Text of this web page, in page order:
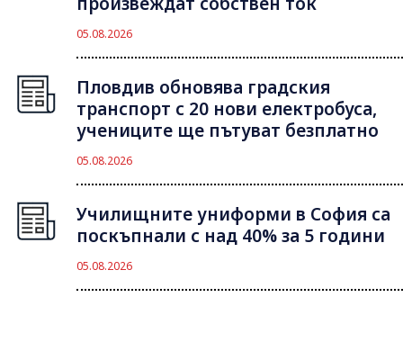
05.08.2026
Пловдив обновява градския
транспорт с 20 нови електробуса,
учениците ще пътуват безплатно
05.08.2026
Училищните униформи в София са
поскъпнали с над 40% за 5 години
05.08.2026